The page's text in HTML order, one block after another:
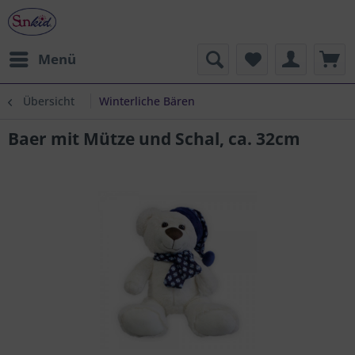
Menü
Übersicht Winterliche Bären
Baer mit Mütze und Schal, ca. 32cm